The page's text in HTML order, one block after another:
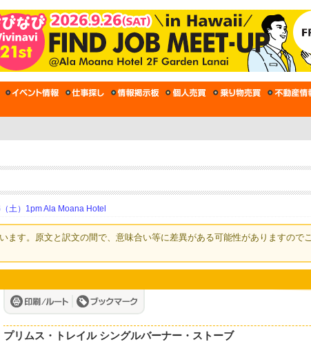
土）1pm Ala Moana Hotel
ます。原文と訳文の間で、意味合い等に差異がある可能性がありますので
プリムス・トレイル シングルバーナー・ストーブ